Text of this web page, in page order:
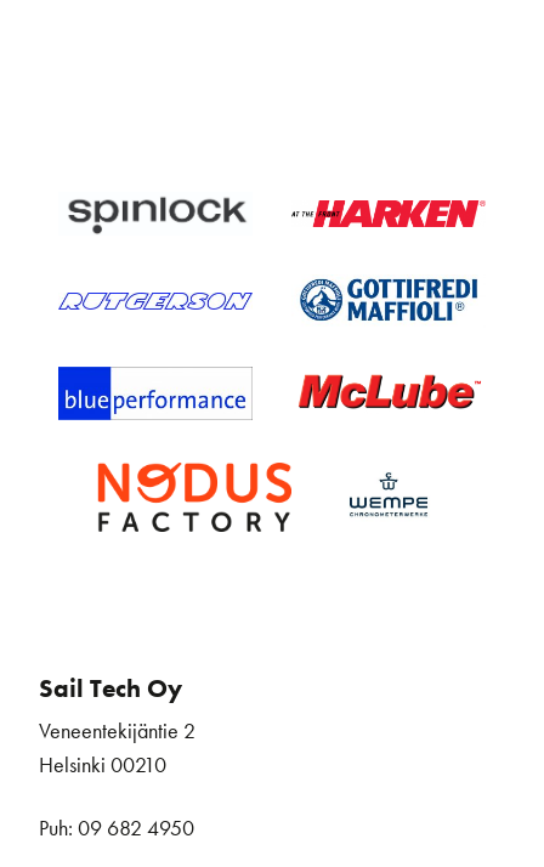
Sail Tech Oy
Veneentekijäntie 2
Helsinki 00210
Puh: 09 682 4950